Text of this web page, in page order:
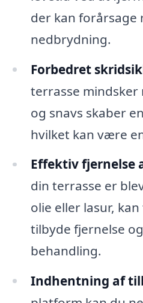
der kan forårsage
nedbrydning.
Forbedret
terrasse mindsker
og snavs skaber
hvilket kan være
Effektiv fjernelse
din terrasse er
olie eller lasur,
tilbyde fjernelse
behandling.
Indhentning af